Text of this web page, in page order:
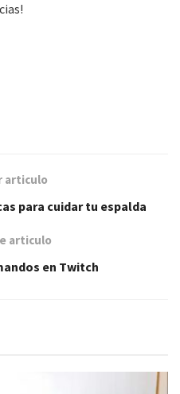
articulo
para cuidar tu espalda
articulo
en Twitch